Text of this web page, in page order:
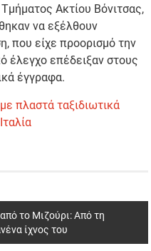
Ακτίου Βόνιτσας,
να εξέλθουν
που είχε προορισμό την
έλεγχο επέδειξαν στους
έγγραφα.
πλαστά ταξιδιωτικά
το Μιζούρι: Από τη
ίχνος του